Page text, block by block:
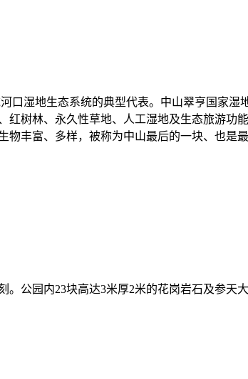
口湿地生态系统的典型代表。中山翠亨国家
树林、永久性草地、人工湿地及生态旅游功
丰富、多样，被称为中山最后的一块、也是最
公园内23块高达3米厚2米的花岗岩石及参天